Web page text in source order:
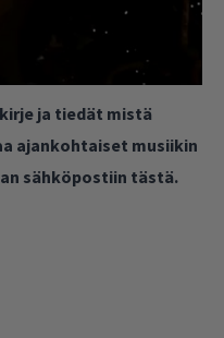
ja tiedät mistä
ajankohtaiset musiikin
sähköpostiin tästä.